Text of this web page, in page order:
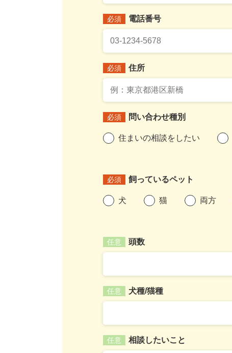
必須 電話番号
必須 住所
必須 問い合わせ種別
住まいの相談をしたい
必須 飼っているペット
犬 猫 両方
任意 頭数
任意 犬種/猫種
任意 相談したいこと